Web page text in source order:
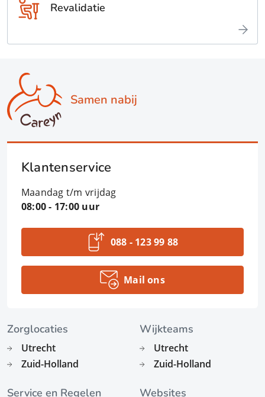
Revalidatie
Samen nabij
Klantenservice
Maandag t/m vrijdag
08:00 - 17:00 uur
088 - 123 99 88
Mail ons
Zorglocaties
Utrecht
Zuid-Holland
Wijkteams
Utrecht
Zuid-Holland
Service en Regelen Websites